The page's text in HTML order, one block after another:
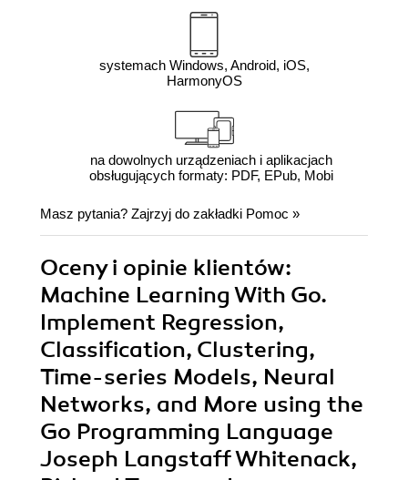
systemach Windows, Android, iOS,
HarmonyOS
na dowolnych urządzeniach i aplikacjach
obsługujących formaty: PDF, EPub, Mobi
Masz pytania? Zajrzyj do zakładki Pomoc »
Oceny i opinie klientów:
Machine Learning With Go.
Implement Regression,
Classification, Clustering,
Time-series Models, Neural
Networks, and More using the
Go Programming Language
Joseph Langstaff Whitenack,